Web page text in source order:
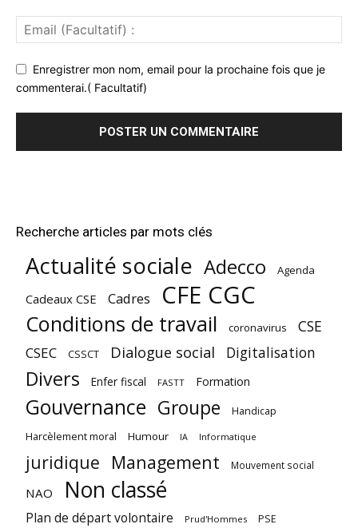
Enregistrer mon nom, email pour la prochaine fois que je
commenterai.( Facultatif)
Recherche articles par mots clés
Actualité sociale Adecco Agenda
Cadeaux CSE Cadres CFE CGC
Conditions de travail coronavirus CSE
CSEC CSSCT Dialogue social Digitalisation
Divers Enfer fiscal FASTT Formation
Gouvernance Groupe Handicap
Harcèlement moral Humour IA Informatique
juridique Management Mouvement social
NAO Non classé
Plan de départ volontaire Prud'Hommes PSE